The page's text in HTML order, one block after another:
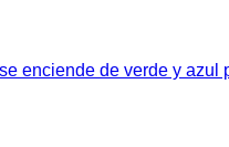
enciende de verde y azul